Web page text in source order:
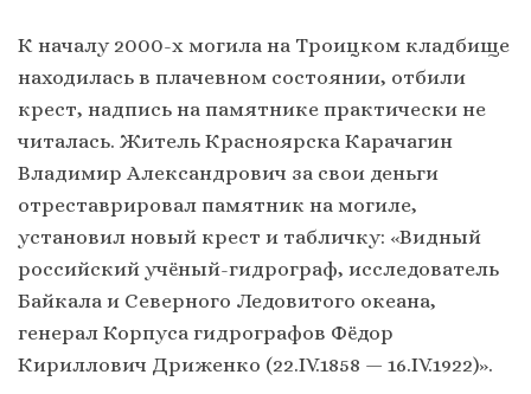
К началу 2000-х могила на Троицком кладбище
находилась в плачевном состоянии, отбили
крест, надпись на памятнике практически не
читалась. Житель Красноярска Карачагин
Владимир Александрович за свои деньги
отреставрировал памятник на могиле,
установил новый крест и табличку: «Видный
российский учёный-гидрограф, исследователь
Байкала и Северного Ледовитого океана,
генерал Корпуса гидрографов Фёдор
Кириллович Дриженко (22.IV.1858 — 16.IV.1922)».